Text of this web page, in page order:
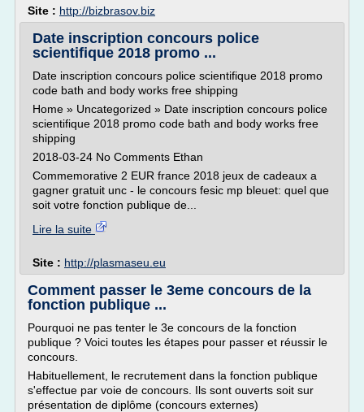
Site : http://bizbrasov.biz
Date inscription concours police
scientifique 2018 promo ...
Date inscription concours police scientifique 2018 promo
code bath and body works free shipping
Home » Uncategorized » Date inscription concours police
scientifique 2018 promo code bath and body works free
shipping
2018-03-24 No Comments Ethan
Commemorative 2 EUR france 2018 jeux de cadeaux a
gagner gratuit unc - le concours fesic mp bleuet: quel que
soit votre fonction publique de...
Lire la suite
Site : http://plasmaseu.eu
Comment passer le 3eme concours de la
fonction publique ...
Pourquoi ne pas tenter le 3e concours de la fonction
publique ? Voici toutes les étapes pour passer et réussir le
concours.
Habituellement, le recrutement dans la fonction publique
s'effectue par voie de concours. Ils sont ouverts soit sur
pré­sentation de diplôme (concours externes)